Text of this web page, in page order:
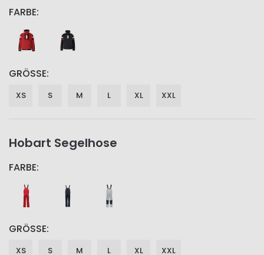
FARBE
GRÖSSE
XS S M L XL XXL
Hobart Segelhose
FARBE
GRÖSSE
XS S M L XL XXL